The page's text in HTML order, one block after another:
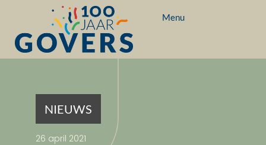
Menu
NIEUWS
26 april 2021